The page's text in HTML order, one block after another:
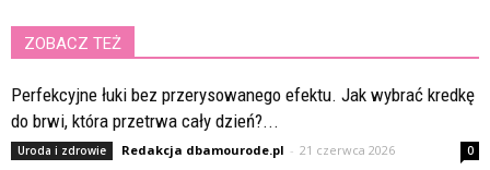
ZOBACZ TEŻ
Perfekcyjne łuki bez przerysowanego efektu. Jak wybrać kredkę
do brwi, która przetrwa cały dzień?...
Uroda i zdrowie Redakcja dbamourode.pl - 21 czerwca 2026 0